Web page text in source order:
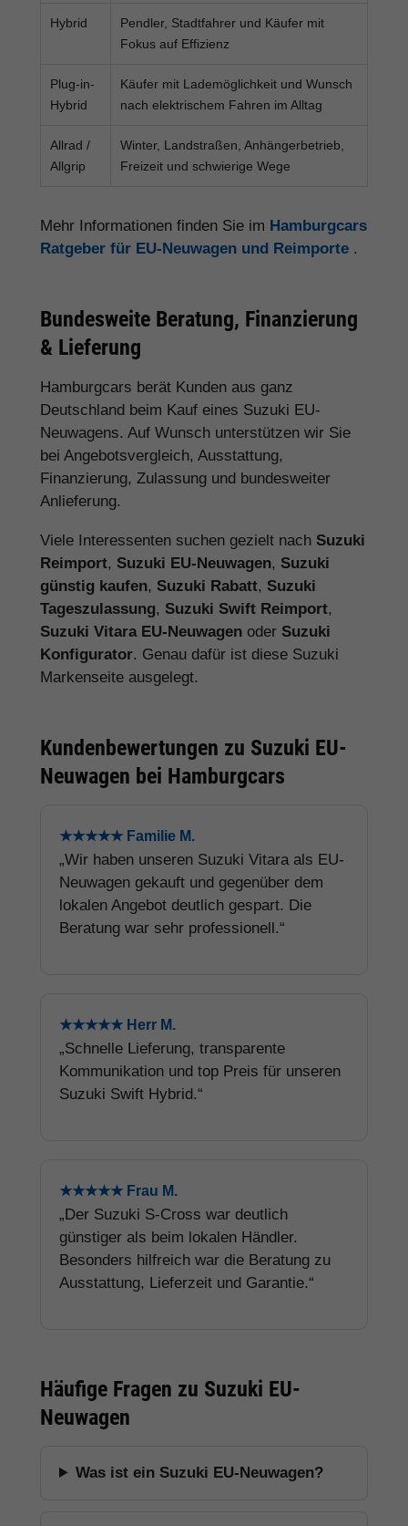
Hybrid
Pendler, Stadtfahrer und Käufer mit
Fokus auf Effizienz
Plug-in-
Hybrid
Käufer mit Lademöglichkeit und Wunsch
nach elektrischem Fahren im Alltag
Allrad /
Allgrip
Winter, Landstraßen, Anhängerbetrieb,
Freizeit und schwierige Wege
Mehr Informationen finden Sie im Hamburgcars
Ratgeber für EU-Neuwagen und Reimporte .
Bundesweite Beratung, Finanzierung
& Lieferung
Hamburgcars berät Kunden aus ganz
Deutschland beim Kauf eines Suzuki EU-
Neuwagens. Auf Wunsch unterstützen wir Sie
bei Angebotsvergleich, Ausstattung,
Finanzierung, Zulassung und bundesweiter
Anlieferung.
Viele Interessenten suchen gezielt nach Suzuki
Reimport, Suzuki EU-Neuwagen, Suzuki
günstig kaufen, Suzuki Rabatt, Suzuki
Tageszulassung, Suzuki Swift Reimport,
Suzuki Vitara EU-Neuwagen oder Suzuki
Konfigurator. Genau dafür ist diese Suzuki
Markenseite ausgelegt.
Kundenbewertungen zu Suzuki EU-
Neuwagen bei Hamburgcars
★★★★★ Familie M.
„Wir haben unseren Suzuki Vitara als EU-
Neuwagen gekauft und gegenüber dem
lokalen Angebot deutlich gespart. Die
Beratung war sehr professionell.“
★★★★★ Herr M.
„Schnelle Lieferung, transparente
Kommunikation und top Preis für unseren
Suzuki Swift Hybrid.“
★★★★★ Frau M.
„Der Suzuki S-Cross war deutlich
günstiger als beim lokalen Händler.
Besonders hilfreich war die Beratung zu
Ausstattung, Lieferzeit und Garantie.“
Häufige Fragen zu Suzuki EU-
Neuwagen
Was ist ein Suzuki EU-Neuwagen?